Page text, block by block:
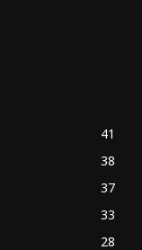
41
38
37
33
28